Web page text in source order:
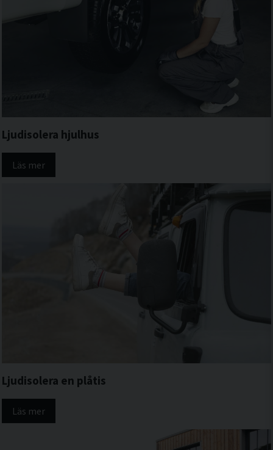
Ljudisolera hjulhus
Läs mer
Ljudisolera en plåtis
Läs mer